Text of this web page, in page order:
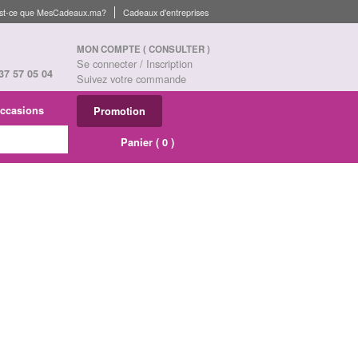
Cadeaux d'entreprises
ce que MesCadeaux.ma?
57 05 04
MON COMPTE ( CONSULTER )
Se connecter / Inscription
Suivez votre commande
Promotion
Panier ( 0 )